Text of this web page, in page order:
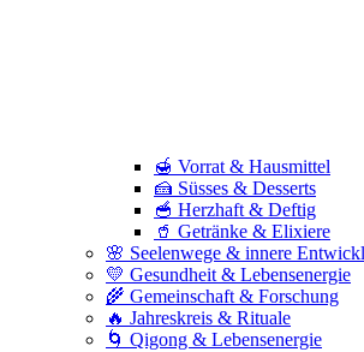
🍯 Vorrat & Hausmittel
🍰 Süsses & Desserts
🥣 Herzhaft & Deftig
🥤 Getränke & Elixiere
🌸 Seelenwege & innere
💛 Gesundheit & Lebensenergie
🌾 Gemeinschaft & Forschung
🔥 Jahreskreis & Rituale
🌀 Qigong & Lebensenergie